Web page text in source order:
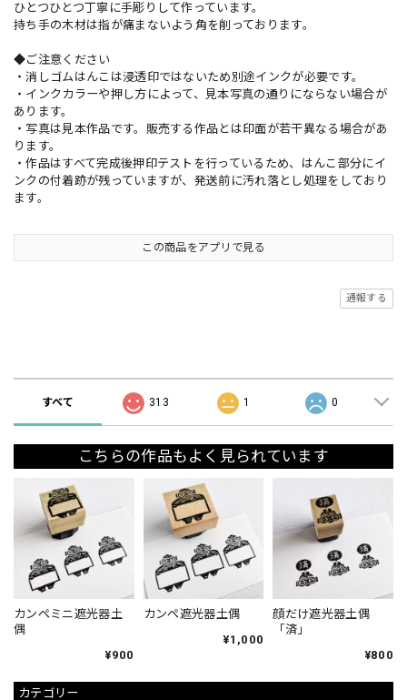
カテゴリー
ひとつひとつ丁寧に手彫りして作っています。
持ち手の木材は指が痛まないよう角を削っております。
◆ご注意ください
・消しゴムはんこは浸透印ではないため別途インクが必要です。
・インクカラーや押し方によって、見本写真の通りにならない場合が
あります。
・写真は見本作品です。販売する作品とは印面が若干異なる場合があ
ります。
・作品はすべて完成後押印テストを行っているため、はんこ部分にイ
ンクの付着跡が残っていますが、発送前に汚れ落とし処理をしており
ます。
この商品をアプリで見る
通報する
すべて 313 1 0
こちらの作品もよく見られています
カンペミニ遮光器土
偶
¥900
カンペ遮光器土偶
¥1,000
顔だけ遮光器土偶
「済」
¥800